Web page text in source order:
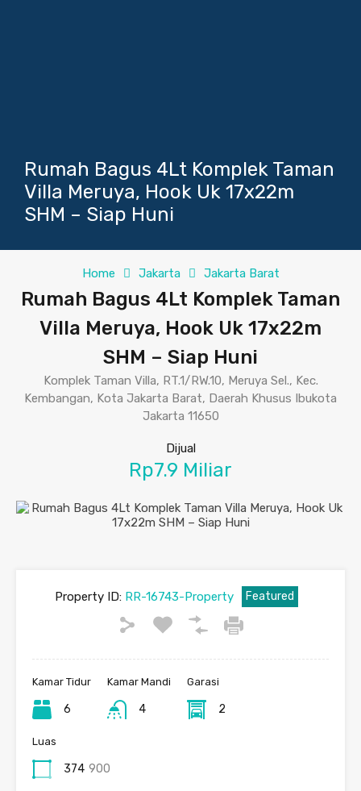
Rumah Bagus 4Lt Komplek Taman
Villa Meruya, Hook Uk 17x22m
SHM – Siap Huni
Home Jakarta Jakarta Barat
Rumah Bagus 4Lt Komplek Taman
Villa Meruya, Hook Uk 17x22m
SHM – Siap Huni
Komplek Taman Villa, RT.1/RW.10, Meruya Sel., Kec.
Kembangan, Kota Jakarta Barat, Daerah Khusus Ibukota
Jakarta 11650
Dijual
Rp7.9 Miliar
Property ID: RR-16743-Property Featured
Kamar Tidur
6
Kamar Mandi
4
Garasi
2
Luas
374 900